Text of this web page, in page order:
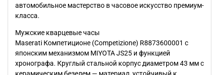
автомобильное мастерство в часовое искусство премиум-
класса.
Мужские кварцевые часы
Maserati Компетиционе (Competizione) R8873600001 с
японским механизмом MIYOTA JS25 и функцией
хронографа. Круглый стальной корпус диаметром 43 мм с